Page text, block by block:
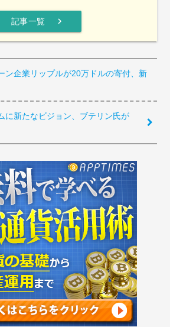
記事一覧 chevron_right
ン企業リップルが20万ドルの寄付、新
に新たなビジョン、ブテリン氏が